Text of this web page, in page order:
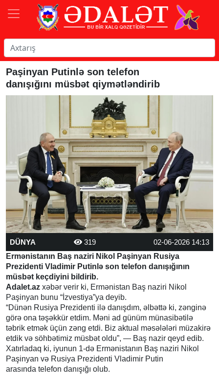
Paşinyan Putinlə son telefon
danışığını müsbət qiymətləndirib
DÜNYA 319
02-06-2026 14:13
Ermənistanın Baş naziri Nikol Paşinyan Rusiya
Prezidenti Vladimir Putinlə son telefon danışığının
müsbət keçdiyini bildirib.
Adalet.az xəbər verir ki, Ermənistan Baş naziri Nikol
Paşinyan bunu “İzvestiya”ya deyib.
“Dünən Rusiya Prezidenti ilə danışdım, əlbəttə ki, zənginə
görə ona təşəkkür etdim. Məni ad günüm münasibətilə
təbrik etmək üçün zəng etdi. Biz aktual məsələləri müzakirə
etdik və söhbətimiz müsbət oldu”, — Baş nazir qeyd edib.
Xatırladaq ki, iyunun 1-də Ermənistanın Baş naziri Nikol
Paşinyan və Rusiya Prezidenti Vladimir Putin
arasında telefon danışığı olub.